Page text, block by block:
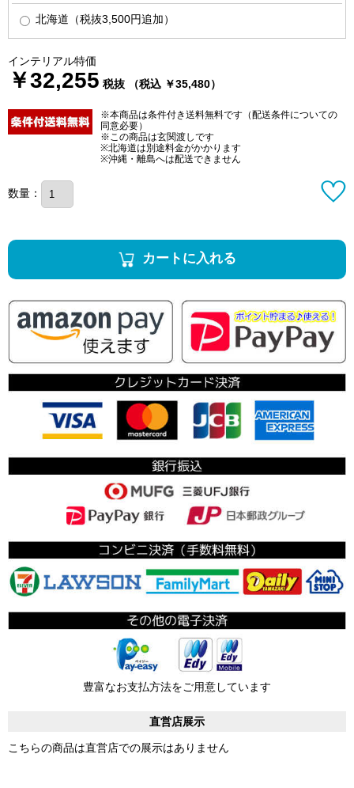
北海道（税抜3,500円追加）
インテリアル特価
￥32,255 税抜 （税込 ￥35,480）
※本商品は条件付き送料無料です（配送条件についての
同意必要）
※この商品は玄関渡しです
※北海道は別途料金がかかります
※沖縄・離島へは配送できません
数量：
カートに入れる
豊富なお支払方法をご用意しています
直営店展示
こちらの商品は直営店での展示はありません